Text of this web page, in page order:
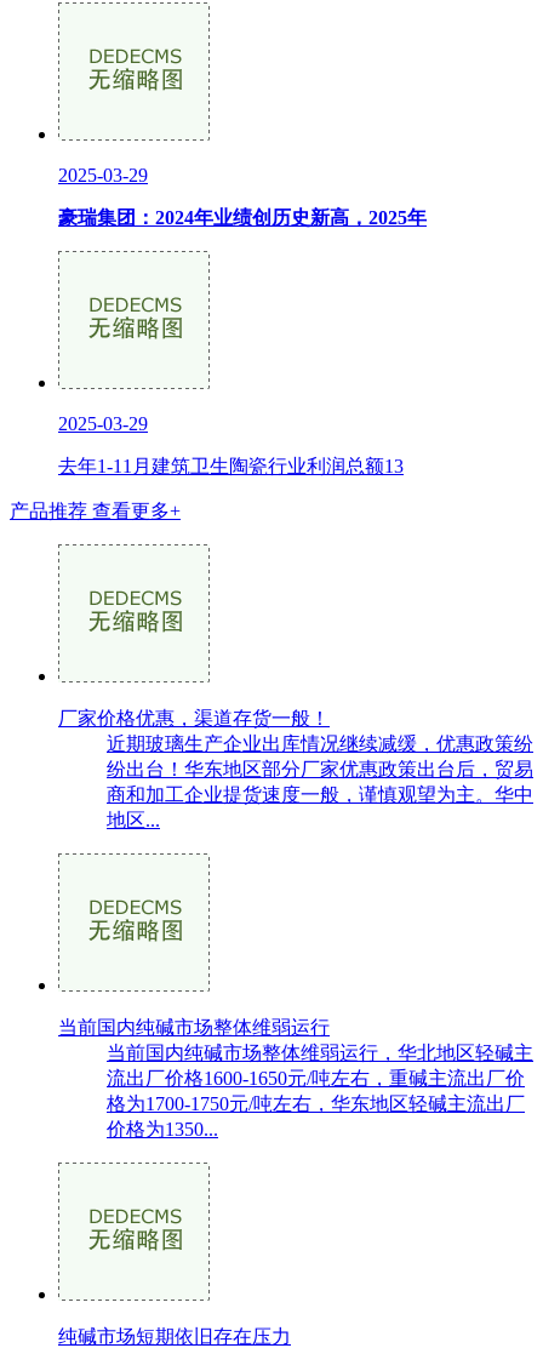
2025-03-29
豪瑞集团：2024年业绩创历史新高，2025年
2025-03-29
去年1-11月建筑卫生陶瓷行业利润总额13
产品推荐 查看更多+
厂家价格优惠，渠道存货一般！
近期玻璃生产企业出库情况继续减缓，优惠政策纷
纷出台！华东地区部分厂家优惠政策出台后，贸易
商和加工企业提货速度一般，谨慎观望为主。华中
地区...
当前国内纯碱市场整体维弱运行
当前国内纯碱市场整体维弱运行，华北地区轻碱主
流出厂价格1600-1650元/吨左右，重碱主流出厂价
格为1700-1750元/吨左右，华东地区轻碱主流出厂
价格为1350...
纯碱市场短期依旧存在压力